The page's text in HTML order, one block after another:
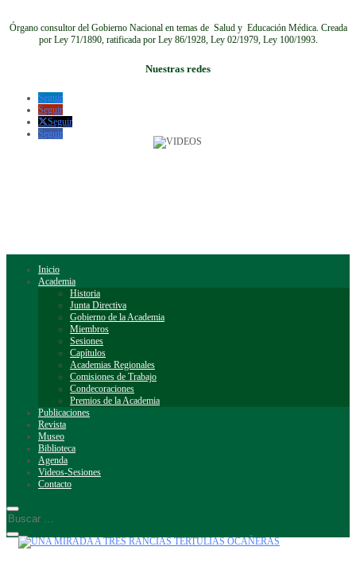
Órgano consultor del Gobierno Nacional en temas de Salud y Educación Médica. Creada
por Ley 71/1890, ratificada por Ley 86/1928, Ley 02/1979, Ley 100/1993.
Nuestras redes
Seguir
Seguir
Seguir
Seguir
Inicio
Academia
Historia
Junta Directiva
Gobierno de la Academia
Miembros
Sesiones
Capítulos
Academias Regionales
Comisiones de Trabajo
Condecoraciones
Premios de la Academia
Publicaciones
Revista
Museo
Biblioteca
Agenda
Videos-Sesiones
Contacto